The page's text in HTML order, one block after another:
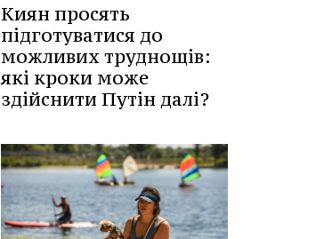
Киян просять
підготуватися до
можливих труднощів:
які кроки може
здійснити Путін далі?